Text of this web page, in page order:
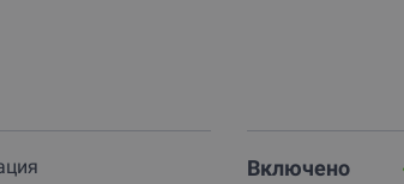
Включено